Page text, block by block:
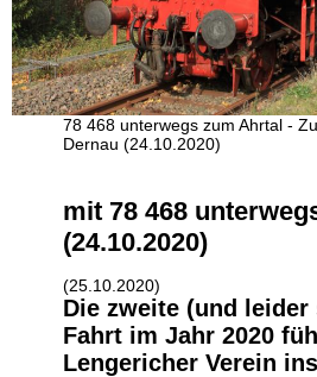
78 468 unterwegs zum Ahrtal -
Dernau (24.10.2020)
mit 78 468
(24.10.2020)
(25.10.2020)
Die zweite (und leider
Fahrt im Jahr 2020
Lengericher Verein